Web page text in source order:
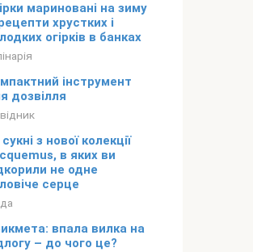
мариновані на зиму
хрустких і
огірків в банках
інструмент
дозвілля
з нової колекції
в яких ви
не одне
серце
впала вилка на
– до чого це?